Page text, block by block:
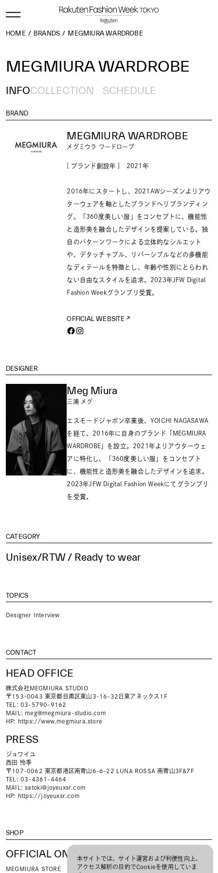
HOME BRANDS MEGMIURA WARDROBE
MEGMIURA WARDROBE
INFOCOLLECTION SCHEDULE
BRAND
MEGMIURA WARDROBE
メグミウラ ワードローブ
[ ブランド創設年 ] 2021年
2016年にスタートし、2021AWシーズンよりアウ
ターウェアを軸としたブランドへリブランディン
グ。「360度美しい服」をコンセプトに、機能性
と造形美を融合したデザインを提案している。独
自のパターンワークによる立体的なシルエット
や、デタッチャブル、リバーシブルなどの多機能
なディテールを特徴とし、年齢や性別にとらわれ
ない自由なスタイルを追求。2023年JFW Digital
Fashion Weekグランプリ受賞。
OFFICIAL WEBSITE
DESIGNER
Meg Miura
三浦 メグ
エスモードジャポン卒業後、YOICHI NAGASAWA
を経て、2016年に自身のブランド「MEGMIURA
WARDROBE」を設立。2021年よりアウターウェ
アに特化し、「360度美しい服」をコンセプト
に、機能性と造形美を融合したデザインを追求。
2023年JFW Digital Fashion Weekにてグランプリ
を受賞。
CATEGORY
Unisex/RTW / Ready to wear
TOPICS
Designer Interview
CONTACT
HEAD OFFICE
株式会社MEGMIURA STUDIO
〒153-0043 東京都目黒区東山3-16-32日東アネックス1F
TEL: 03-5790-9162
MAIL: meg@megmiura-studio.com
HP: https://www.megmiura.store
PRESS
ジョワイユ
西田 怜季
〒107-0062 東京都港区南青山6-6-22 LUNA ROSSA 南青山3F&7F
TEL: 03-4361-4464
MAIL: satoki@joyeuxsr.com
HP: https://joyeuxsr.com
SHOP
OFFICIAL ONLINE STORE
MEGMIURA STORE
本サイトでは、サイト運営および利便性向上、
アクセス解析の目的でCookieを使用していま